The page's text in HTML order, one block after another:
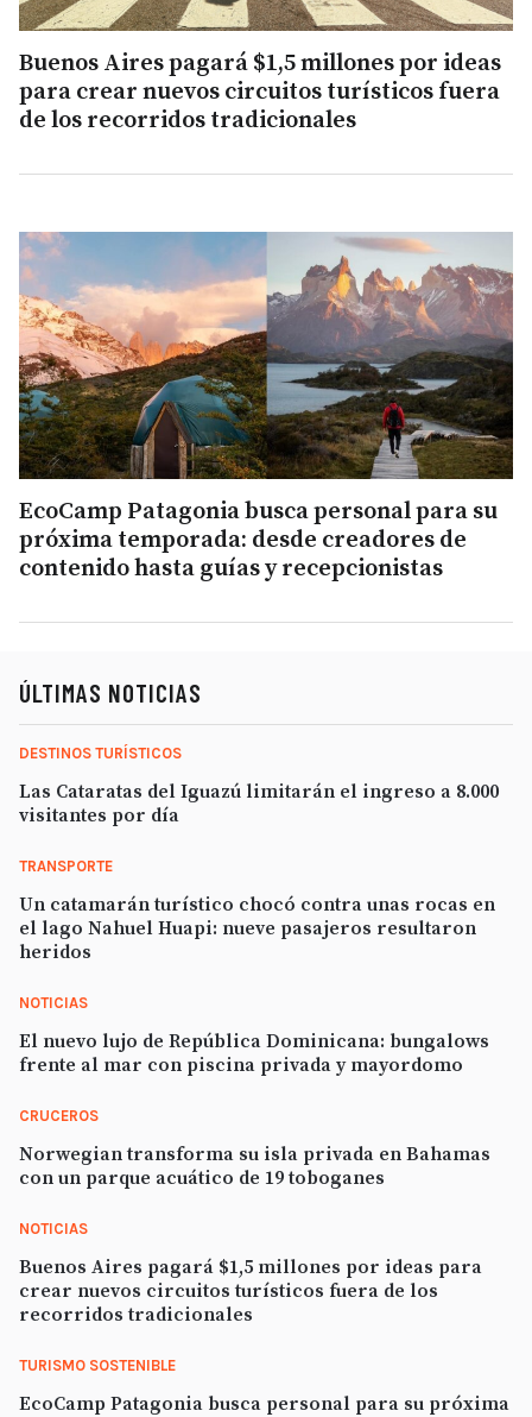
Buenos Aires pagará $1,5 millones por ideas
para crear nuevos circuitos turísticos fuera
de los recorridos tradicionales
EcoCamp Patagonia busca personal para su
próxima temporada: desde creadores de
contenido hasta guías y recepcionistas
ÚLTIMAS NOTICIAS
DESTINOS TURÍSTICOS
Las Cataratas del Iguazú limitarán el ingreso a 8.000
visitantes por día
TRANSPORTE
Un catamarán turístico chocó contra unas rocas en
el lago Nahuel Huapi: nueve pasajeros resultaron
heridos
NOTICIAS
El nuevo lujo de República Dominicana: bungalows
frente al mar con piscina privada y mayordomo
CRUCEROS
Norwegian transforma su isla privada en Bahamas
con un parque acuático de 19 toboganes
NOTICIAS
Buenos Aires pagará $1,5 millones por ideas para
crear nuevos circuitos turísticos fuera de los
recorridos tradicionales
TURISMO SOSTENIBLE
EcoCamp Patagonia busca personal para su próxima